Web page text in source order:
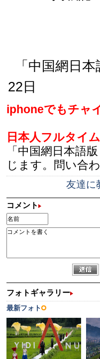
「中国網日
22日
iphoneでもチャ
日本人フルタイ
「中国網日本語
じます。問い合
友達に
コメント